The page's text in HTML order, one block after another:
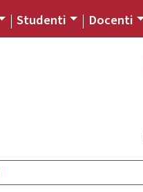
Studenti Docenti